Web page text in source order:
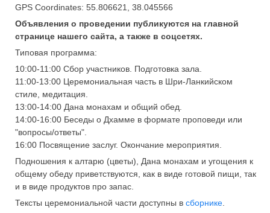
GPS Coordinates: 55.806621, 38.045566
Объявления о проведении публикуются на главной
странице нашего сайта, а также в соцсетях.
Типовая программа:
10:00-11:00 Сбор участников. Подготовка зала.
11:00-13:00 Церемониальная часть в Шри-Ланкийском
стиле, медитация.
13:00-14:00 Дана монахам и общий обед.
14:00-16:00 Беседы о Дхамме в формате проповеди или
"вопросы/ответы".
16:00 Посвящение заслуг. Окончание мероприятия.
Подношения к алтарю (цветы), Дана монахам и угощения к
общему обеду приветствуются, как в виде готовой пищи, так
и в виде продуктов про запас.
Тексты церемониальной части доступны в сборнике